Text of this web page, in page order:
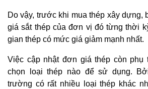
Do vậy, trước khi mua thép xây dựng,
giá sắt thép của đơn vị đó từng thời
gian thép có mức giá giảm mạnh nhất.
Việc cập nhật đơn giá thép còn phụ
chọn loại thép nào để sử dụng.
trường có rất nhiều loại thép khác